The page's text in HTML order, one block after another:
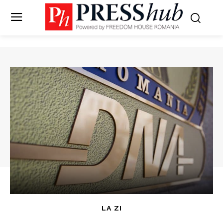
LA ZI